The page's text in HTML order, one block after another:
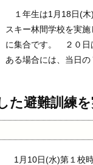
１年生は1月18日(木
スキー林間学校を実
に集合です。 ２０日
ある場合には、当日の
た避難訓練
1月10日(水)第１校